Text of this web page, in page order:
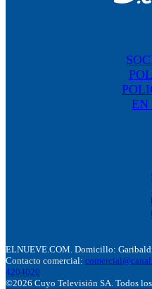
ELNUEVE.COM. Domicillo:
Contacto comercial:
4204020
©2026 Cuyo Televisión SA. Todos los